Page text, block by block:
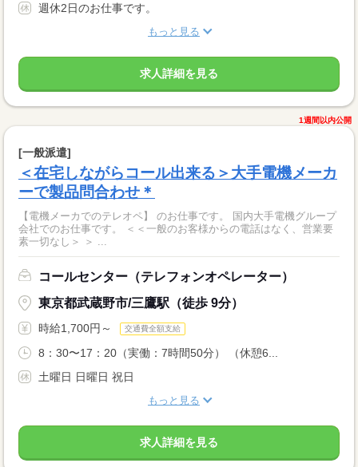
週休2日のお仕事です。
もっと見る
求人詳細を見る
1週間以内公開
[一般派遣]
＜在宅しながらコール出来る＞大手電機メーカ
ーで製品問合わせ＊
【電機メーカでのテレオペ】 のお仕事です。 国内大手電機グループ
会社でのお仕事です。 ＜＜一般のお客様からの電話はなく、営業要
素一切なし＞ ＞ ...
コールセンター（テレフォンオペレーター）
東京都武蔵野市/三鷹駅（徒歩 9分）
時給1,700円～ 交通費全額支給
8：30〜17：20（実働：7時間50分） （休憩6...
土曜日 日曜日 祝日
もっと見る
求人詳細を見る